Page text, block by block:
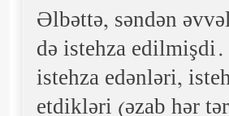
Əlbəttə, səndən
də istehza
istehza edənləri,